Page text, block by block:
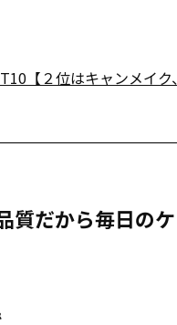
【２位はキャンメイク
質だから毎日の